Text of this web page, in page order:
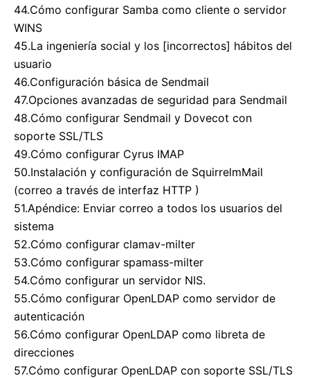
44.Cómo configurar Samba como cliente o servidor
WINS
45.La ingeniería social y los [incorrectos] hábitos del
usuario
46.Configuración básica de Sendmail
47.Opciones avanzadas de seguridad para Sendmail
48.Cómo configurar Sendmail y Dovecot con
soporte SSL/TLS
49.Cómo configurar Cyrus IMAP
50.Instalación y configuración de SquirrelmMail
(correo a través de interfaz HTTP )
51.Apéndice: Enviar correo a todos los usuarios del
sistema
52.Cómo configurar clamav-milter
53.Cómo configurar spamass-milter
54.Cómo configurar un servidor NIS.
55.Cómo configurar OpenLDAP como servidor de
autenticación
56.Cómo configurar OpenLDAP como libreta de
direcciones
57.Cómo configurar OpenLDAP con soporte SSL/TLS